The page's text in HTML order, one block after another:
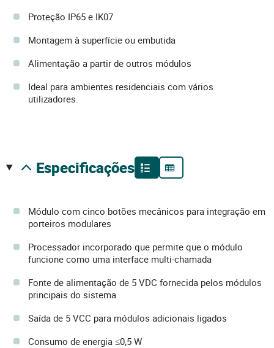
Proteção IP65 e IK07
Montagem à superfície ou embutida
Alimentação a partir de outros módulos
Ideal para ambientes residenciais com vários
utilizadores.
especificações
Módulo com cinco botões mecânicos para integração em
porteiros modulares
Processador incorporado que permite que o módulo
funcione como uma interface multi-chamada
Fonte de alimentação de 5 VDC fornecida pelos módulos
principais do sistema
Saída de 5 VCC para módulos adicionais ligados
Consumo de energia ≤0,5 W